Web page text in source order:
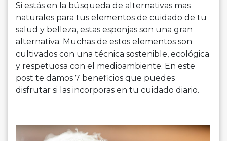
Si estás en la búsqueda de alternativas mas
naturales para tus elementos de cuidado de tu
salud y belleza, estas esponjas son una gran
alternativa. Muchas de estos elementos son
cultivados con una técnica sostenible, ecológica
y respetuosa con el medioambiente. En este
post te damos 7 beneficios que puedes
disfrutar si las incorporas en tu cuidado diario.